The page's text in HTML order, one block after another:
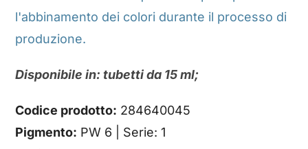
l'abbinamento dei colori durante il processo di
produzione.
Disponibile in: tubetti da 15 ml;
Codice prodotto: 284640045
Pigmento: PW 6 | Serie: 1